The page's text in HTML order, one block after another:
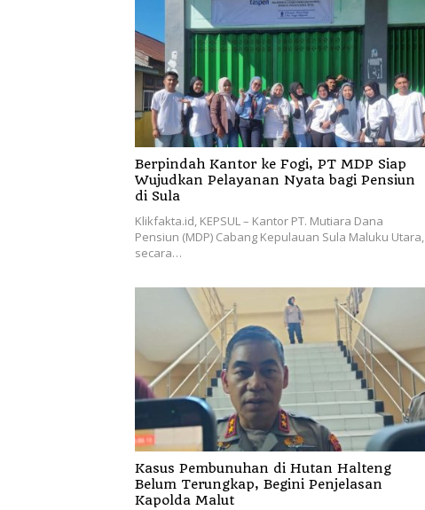
Berpindah Kantor ke Fogi, PT MDP Siap
Wujudkan Pelayanan Nyata bagi Pensiun
di Sula
Klikfakta.id, KEPSUL – Kantor PT. Mutiara Dana
Pensiun (MDP) Cabang Kepulauan Sula Maluku Utara,
secara…
Kasus Pembunuhan di Hutan Halteng
Belum Terungkap, Begini Penjelasan
Kapolda Malut